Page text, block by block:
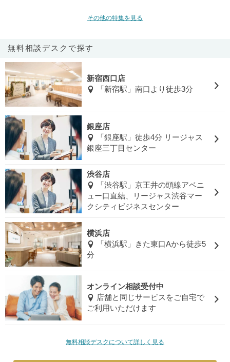
その他の特集を見る
無料相談デスクで探す
新宿西口店
「新宿駅」南口より徒歩3分
銀座店
「銀座駅」徒歩4分 リージャス
銀座三丁目センター
渋谷店
「渋谷駅」京王井の頭線アベニ
ュー口直結、リージャス渋谷マー
クシティビジネスセンター
横浜店
「横浜駅」きた東口Aから徒歩5
分
オンライン相談受付中
店舗と同じサービスをご自宅で
ご利用いただけます
無料相談デスクについて詳しく見る